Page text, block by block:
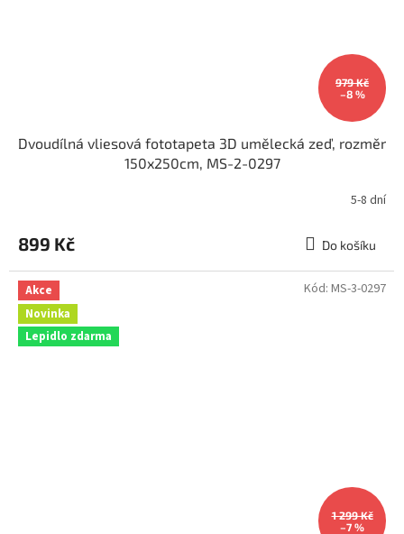
979 Kč
–8 %
Dvoudílná vliesová fototapeta 3D umělecká zeď, rozměr
150x250cm, MS-2-0297
5-8 dní
899 Kč Do košíku
Akce
Novinka
Lepidlo zdarma
1 299 Kč
–7 %
Kód: MS-3-0297